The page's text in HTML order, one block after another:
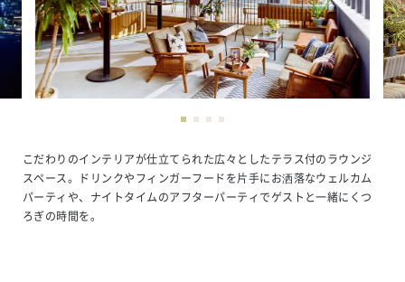
こだわりのインテリアが仕立てられた広々としたテラス付のラウンジ
スペース。ドリンクやフィンガーフードを片手にお洒落なウェルカム
パーティや、ナイトタイムのアフターパーティでゲストと一緒にくつ
ろぎの時間を。